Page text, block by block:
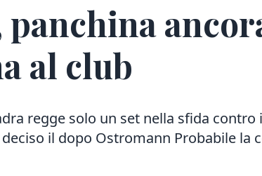
al club
regge solo un set nella sfida contro
il dopo Ostromann Probabile la